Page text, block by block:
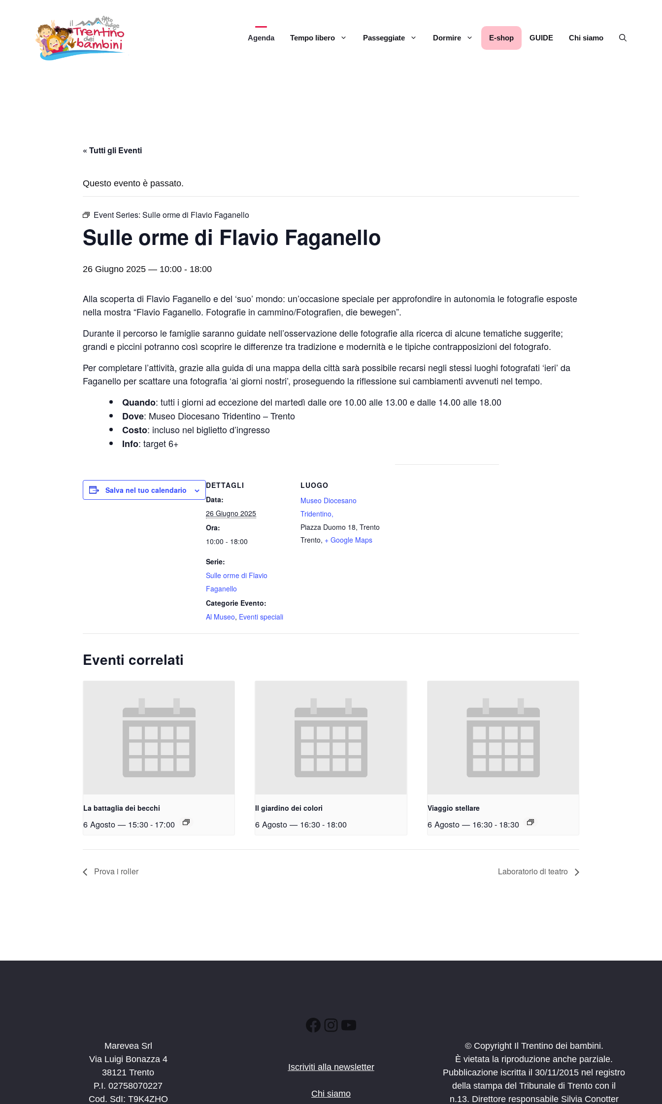
contenuto
Agenda Tempo libero Passeggiate Dormire E-shop GUIDE Chi siamo
« Tutti gli Eventi
Questo evento è passato.
Event Series: Sulle orme di Flavio Faganello
Sulle orme di Flavio Faganello
26 Giugno 2025 — 10:00 - 18:00
Alla scoperta di Flavio Faganello e del ‘suo’ mondo: un’occasione speciale per approfondire in autonomia le fotografie esposte
nella mostra “Flavio Faganello. Fotografie in cammino/Fotografien, die bewegen”.
Durante il percorso le famiglie saranno guidate nell’osservazione delle fotografie alla ricerca di alcune tematiche suggerite;
grandi e piccini potranno così scoprire le differenze tra tradizione e modernità e le tipiche contrapposizioni del fotografo.
Per completare l’attività, grazie alla guida di una mappa della città sarà possibile recarsi negli stessi luoghi fotografati ‘ieri’ da
Faganello per scattare una fotografia ‘ai giorni nostri’, proseguendo la riflessione sui cambiamenti avvenuti nel tempo.
Quando: tutti i giorni ad eccezione del martedì dalle ore 10.00 alle 13.00 e dalle 14.00 alle 18.00
Dove: Museo Diocesano Tridentino – Trento
Costo: incluso nel biglietto d’ingresso
Info: target 6+
Salva nel tuo calendario
DETTAGLI
Data:
26 Giugno 2025
Ora:
10:00 - 18:00
Serie:
Sulle orme di Flavio
Faganello
Categorie Evento:
Al Museo, Eventi speciali
LUOGO
Museo Diocesano
Tridentino,
Piazza Duomo 18, Trento
Trento, + Google Maps
Eventi correlati
La battaglia dei becchi
6 Agosto — 15:30- 17:00
Il giardino dei colori
6 Agosto — 16:30- 18:00
Viaggio stellare
6 Agosto — 16:30- 18:30
Prova i roller Laboratorio di teatro
Marevea Srl
Via Luigi Bonazza 4
38121 Trento
P.I. 02758070227
Cod. SdI: T9K4ZHO
Facebook
Instagram
YouTube
Iscriviti alla newsletter
Chi siamo
© Copyright Il Trentino dei bambini.
È vietata la riproduzione anche parziale.
Pubblicazione iscritta il 30/11/2015 nel registro
della stampa del Tribunale di Trento con il
n.13. Direttore responsabile Silvia Conotter